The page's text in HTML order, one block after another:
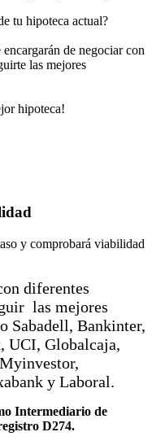
tu hipoteca actual?
encargarán de negociar con
las mejores
hipoteca!
y comprobará viabilidad
diferentes
las mejores
Sabadell, Bankinter,
UCI, Globalcaja,
y Laboral.
Intermediario de
D274.